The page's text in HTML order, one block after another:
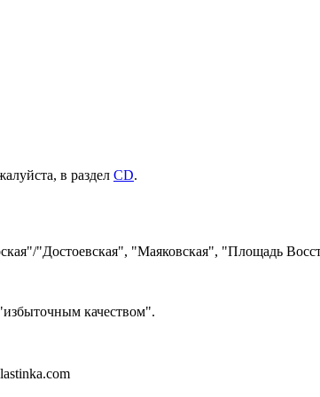
в раздел CD.
"Достоевская", "Маяковская", "Площадь
качеством".